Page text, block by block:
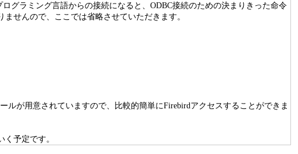
グラミング言語からの接続になると、ODBC接続のための決まりきった命令
せんので、ここでは省略させていただきます。
ルが用意されていますので、比較的簡単にFirebirdアクセスすることができま
予定です。